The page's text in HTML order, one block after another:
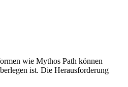
wie Mythos Path können
ist. Die Herausforderung